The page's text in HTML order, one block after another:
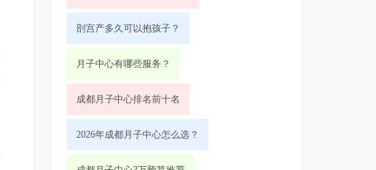
剖宫产多久可以抱孩子？
月子中心有哪些服务？
成都月子中心排名前十名
2026年成都月子中心怎么选？